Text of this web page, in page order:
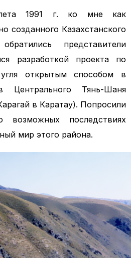
1991 г. ко мне как
созданного Казахстанского
представители
разработкой проекта по
открытым способом в
Тянь-Шаня
в Каратау). Попросили
возможных последствиях
мир этого района.